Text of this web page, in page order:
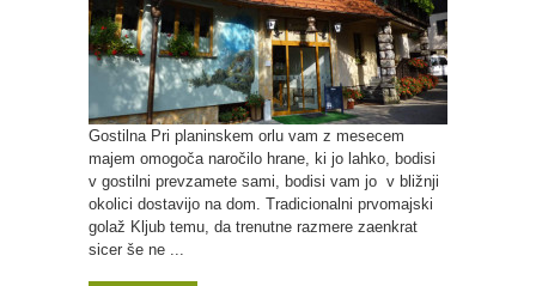
Gostilna Pri planinskem orlu vam z mesecem
majem omogoča naročilo hrane, ki jo lahko, bodisi
v gostilni prevzamete sami, bodisi vam jo v bližnji
okolici dostavijo na dom. Tradicionalni prvomajski
golaž Kljub temu, da trenutne razmere zaenkrat
sicer še ne ...